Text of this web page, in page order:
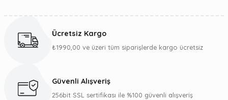
Görüş ve önerileriniz için teşekkür ederiz.
Ürün bilgilerinde hatalar bulunuyor.
Ücretsiz Kargo
₺1990,00 ve üzeri tüm siparişlerde kargo ücretsiz
Güvenli Alışveriş
256bit SSL sertifikası ile %100 güvenli alışveriş